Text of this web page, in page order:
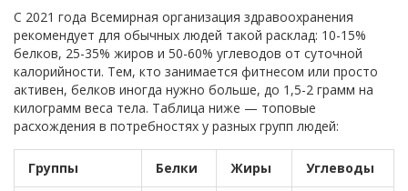
С 2021 года Всемирная организация здравоохранения
рекомендует для обычных людей такой расклад: 10-15%
белков, 25-35% жиров и 50-60% углеводов от суточной
калорийности. Тем, кто занимается фитнесом или просто
активен, белков иногда нужно больше, до 1,5-2 грамм на
килограмм веса тела. Таблица ниже — топовые
расхождения в потребностях у разных групп людей:
Группы Белки Жиры Углеводы